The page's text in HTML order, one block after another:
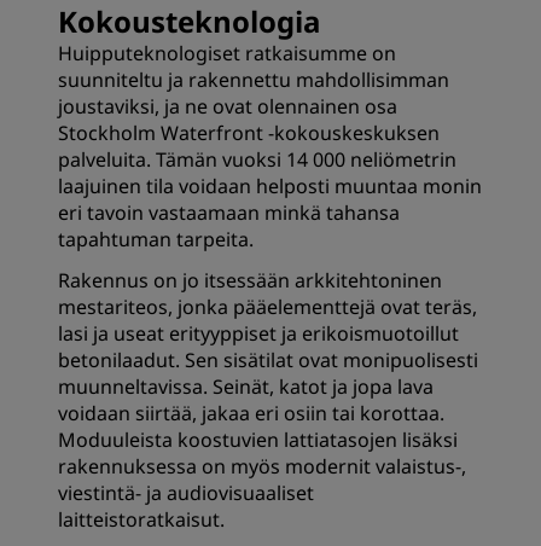
Kokousteknologia
Huipputeknologiset ratkaisumme on
suunniteltu ja rakennettu mahdollisimman
joustaviksi, ja ne ovat olennainen osa
Stockholm Waterfront -kokouskeskuksen
palveluita. Tämän vuoksi 14 000 neliömetrin
laajuinen tila voidaan helposti muuntaa monin
eri tavoin vastaamaan minkä tahansa
tapahtuman tarpeita.
Rakennus on jo itsessään arkkitehtoninen
mestariteos, jonka pääelementtejä ovat teräs,
lasi ja useat erityyppiset ja erikoismuotoillut
betonilaadut. Sen sisätilat ovat monipuolisesti
muunneltavissa. Seinät, katot ja jopa lava
voidaan siirtää, jakaa eri osiin tai korottaa.
Moduuleista koostuvien lattiatasojen lisäksi
rakennuksessa on myös modernit valaistus-,
viestintä- ja audiovisuaaliset
laitteistoratkaisut.